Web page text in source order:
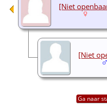
[Niet
[Niet
Ga naar